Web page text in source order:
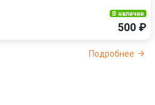
В наличии
500 ₽
Подробнее